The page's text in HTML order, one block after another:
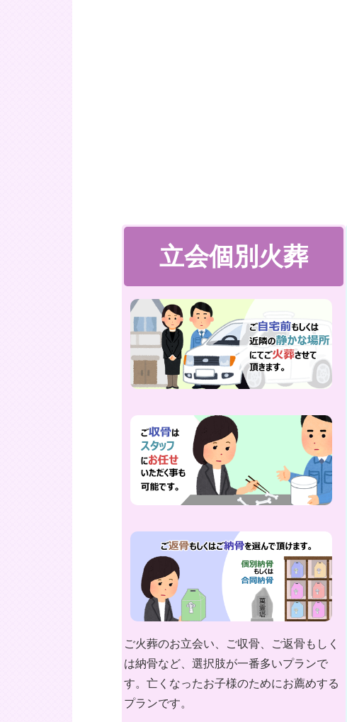
立会個別火葬
ご火葬のお立会い、ご収骨、ご返骨もしく
は納骨など、選択肢が一番多いプランで
す。亡くなったお子様のためにお薦めする
プランです。